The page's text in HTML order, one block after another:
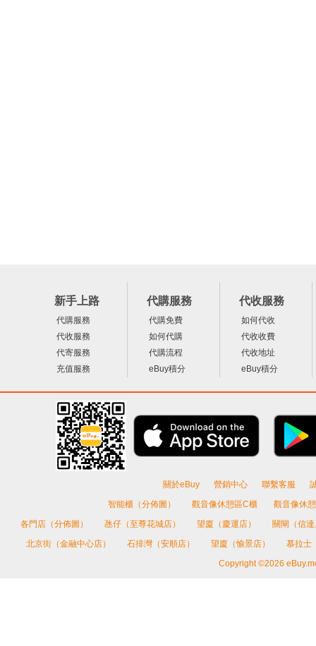
新手上路
代購服務
代收服務
代寄服務
充值服務
代購服務
代購免費
如何代購
代購流程
eBuy積分
代收服務
如何代收
代收收費
代收地址
eBuy積分
關於eBuy 營銷中心 聯繫客服
智能櫃（分佈圖）
觀音像休憩區C櫃
觀音像休
各門店（分佈圖）
氹仔（至尊花城店） 望廈（慶運店）
關閘（信
北京街（金融中心店）
石排灣（安順店） 望廈（愉景店）
慕拉士
Copyright ©2026